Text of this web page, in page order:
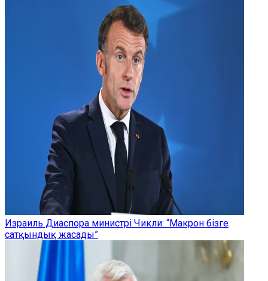
Израиль Диаспора министрі Чикли: “Макрон бізге
сатқындық жасады”